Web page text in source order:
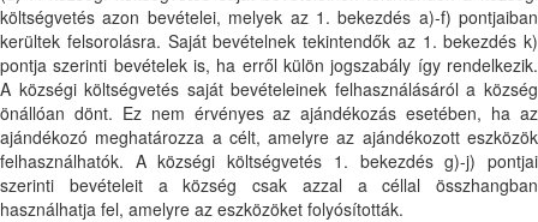
költségvetés azon bevételei, melyek az 1. bekezdés a)-f) pontjaiban
kerültek felsorolásra. Saját bevételnek tekintendők az 1. bekezdés k)
pontja szerinti bevételek is, ha erről külön jogszabály így rendelkezik.
A községi költségvetés saját bevételeinek felhasználásáról a község
önállóan dönt. Ez nem érvényes az ajándékozás esetében, ha az
ajándékozó meghatározza a célt, amelyre az ajándékozott eszközök
felhasználhatók. A községi költségvetés 1. bekezdés g)-j) pontjai
szerinti bevételeit a község csak azzal a céllal összhangban
használhatja fel, amelyre az eszközöket folyósították.